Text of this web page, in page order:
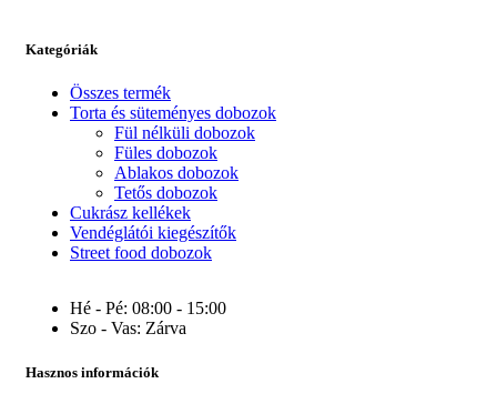
Kategóriák
Összes termék
Torta és süteményes dobozok
Fül nélküli dobozok
Füles dobozok
Ablakos dobozok
Tetős dobozok
Cukrász kellékek
Vendéglátói kiegészítők
Street food dobozok
Hé - Pé: 08:00 - 15:00
Szo - Vas: Zárva
Hasznos információk